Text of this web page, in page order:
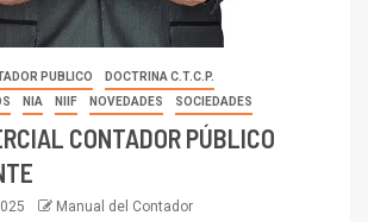
PUBLICO
DOCTRINA C.T.C.P.
NIA NIIF NOVEDADES SOCIEDADES
CONTADOR PÚBLICO
Manual del Contador